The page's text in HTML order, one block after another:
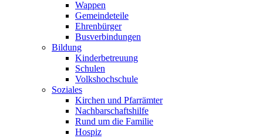
Wappen
Gemeindeteile
Ehrenbürger
Busverbindungen
Bildung
Kinderbetreuung
Schulen
Volkshochschule
Soziales
Kirchen und Pfarrämter
Nachbarschaftshilfe
Rund um die Familie
Hospiz